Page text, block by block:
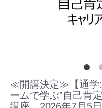
≪開講決定≫【通学:
ームで学ぶ”自己肯